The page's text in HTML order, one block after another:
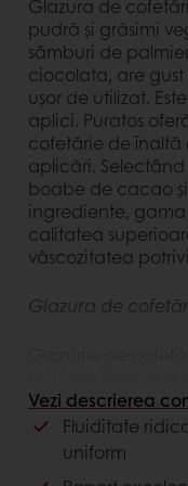
Glazura de
pudră și grăsimi
sâmburi de
ciocolata, are
ușor de utilizat.
aplici. Puratos
cofetărie de
aplicări.
boabe de cacao
ingrediente,
calitatea
vâscozitatea
Glazura de
adaptată în fiecare
cerințele de
producția locală
Vezi descrierea
Fluiditate
uniform